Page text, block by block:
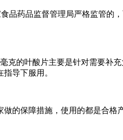
品药品监督管理局严格监管的
克的叶酸片主要是针对需要补
导下服用。
的保障措施，使用的都是合格